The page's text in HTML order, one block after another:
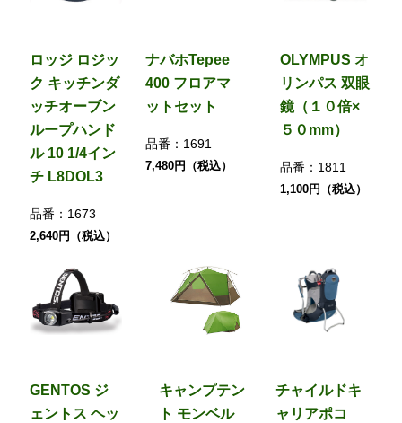
ロッジ ロジッ
ク キッチンダ
ッチオーブン
ループハンド
ル 10 1/4イン
チ L8DOL3
品番： 1673
2,640円（税込）
ナバホTepee
400 フロアマ
ットセット
品番： 1691
7,480円（税込）
OLYMPUS オ
リンパス 双眼
鏡（１０倍×
５０mm）
品番： 1811
1,100円（税込）
GENTOS ジ
ェントス ヘッ
キャンプテン
ト モンベル
チャイルドキ
ャリアポコ